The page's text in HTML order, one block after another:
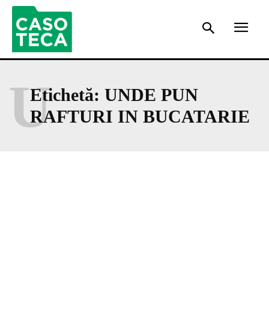
Etichetă: UNDE PUN
RAFTURI IN BUCATARIE
U